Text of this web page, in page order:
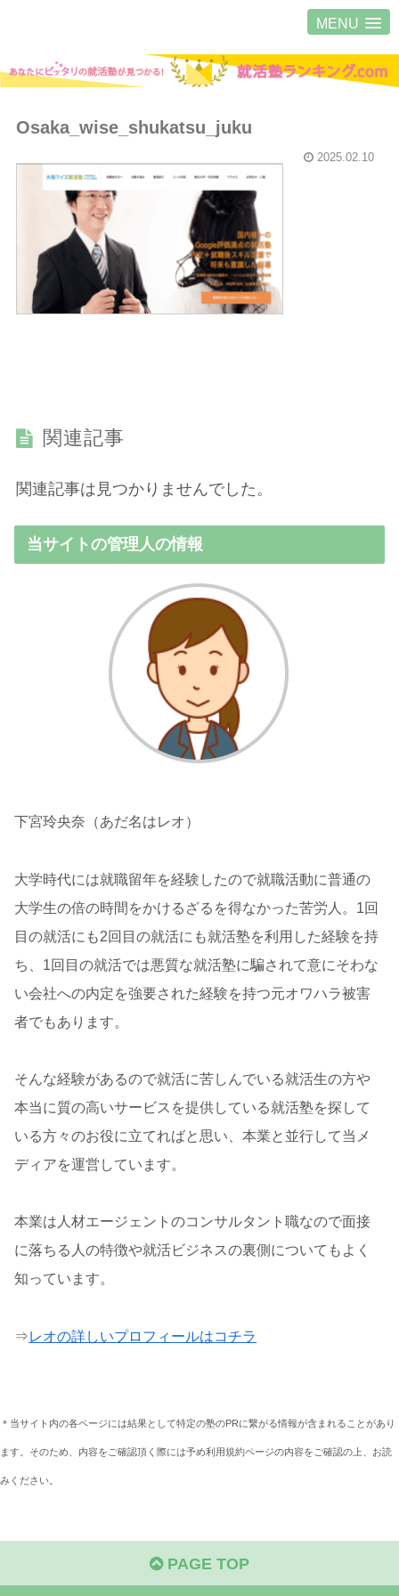
MENU
Osaka_wise_shukatsu_juku
2025.02.10
関連記事
関連記事は見つかりませんでした。
当サイトの管理人の情報
下宮玲央奈（あだ名はレオ）
大学時代には就職留年を経験したので就職活動に普通の
大学生の倍の時間をかけるざるを得なかった苦労人。1回
目の就活にも2回目の就活にも就活塾を利用した経験を持
ち、1回目の就活では悪質な就活塾に騙されて意にそわな
い会社への内定を強要された経験を持つ元オワハラ被害
者でもあります。
そんな経験があるので就活に苦しんでいる就活生の方や
本当に質の高いサービスを提供している就活塾を探して
いる方々のお役に立てればと思い、本業と並行して当メ
ディアを運営しています。
本業は人材エージェントのコンサルタント職なので面接
に落ちる人の特徴や就活ビジネスの裏側についてもよく
知っています。
⇒レオの詳しいプロフィールはコチラ
＊当サイト内の各ページには結果として特定の塾のPRに繋がる情報が含まれることがあり
ます。そのため、内容をご確認頂く際には予め利用規約ページの内容をご確認の上、お読
みください。
PAGE TOP